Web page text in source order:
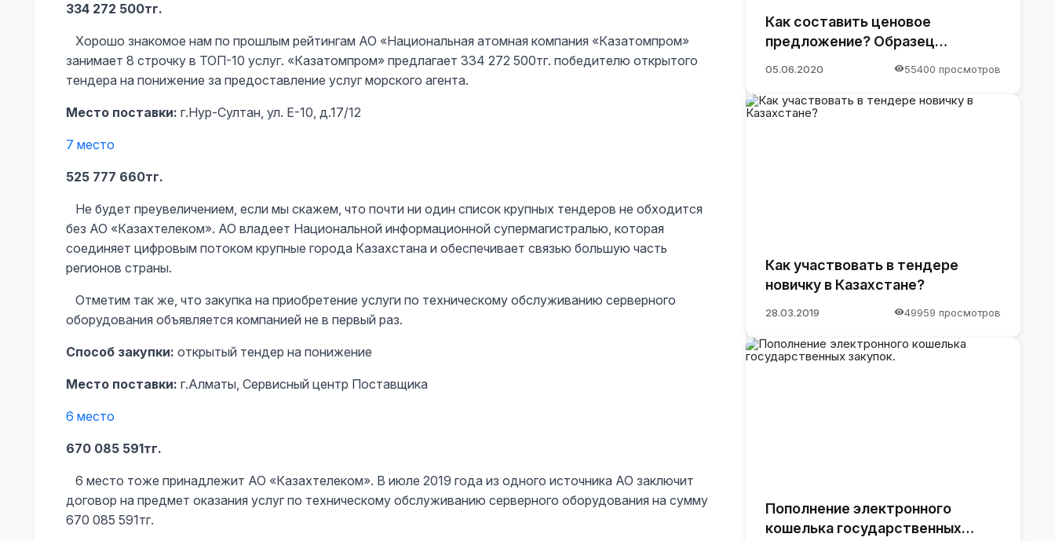
334 272 500тг.
Хорошо знакомое нам по прошлым рейтингам АО «Национальная атомная компания «Казатомпром»
занимает 8 строчку в ТОП-10 услуг. «Казатомпром» предлагает 334 272 500тг. победителю открытого
тендера на понижение за предоставление услуг морского агента.
Место поставки: г.Нур-Султан, ул. Е-10, д.17/12
7 место
525 777 660тг.
Не будет преувеличением, если мы скажем, что почти ни один список крупных тендеров не обходится
без АО «Казахтелеком». АО владеет Национальной информационной супермагистралью, которая
соединяет цифровым потоком крупные города Казахстана и обеспечивает связью большую часть
регионов страны.
Отметим так же, что закупка на приобретение услуги по техническому обслуживанию серверного
оборудования объявляется компанией не в первый раз.
Способ закупки: открытый тендер на понижение
Место поставки: г.Алматы, Сервисный центр Поставщика
6 место
670 085 591тг.
6 место тоже принадлежит АО «Казахтелеком». В июле 2019 года из одного источника АО заключит
договор на предмет оказания услуг по техническому обслуживанию серверного оборудования на сумму
670 085 591тг.
Как составить ценовое
предложение? Образец
05.06.2020 55400 просмотров
Как участвовать в тендере
новичку в Казахстане?
28.03.2019 49959 просмотров
Пополнение электронного
кошелька государственных